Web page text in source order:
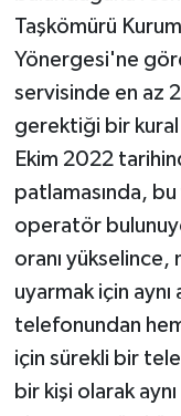
Taşkömürü
Yönergesi'ne
servisinde en az
gerektiği bir
Ekim 2022
patlamasında,
operatör
oranı yükselince,
uyarmak için
telefonundan
için sürekli bir
bir kişi olarak